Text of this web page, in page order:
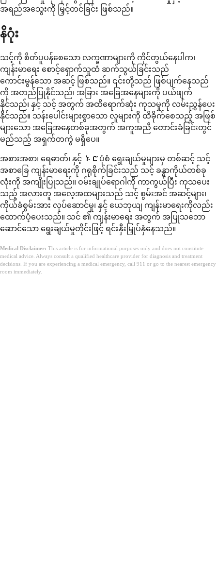
အရည်အသွေးကို မြှင့်တင်ခြင်း ဖြစ်သည်။
နိဂုံး
သင့်ကို စိတ်ပူပန်စေသော လက္ခဏာများကို ကိုင်တွယ်နေပါက၊
ကျန်းမာရေး စောင့်ရှောက်သူထံ ဆက်သွယ်ခြင်းသည်
ကောင်းမွန်သော အဆင့် ဖြစ်သည်။ ၎င်းတို့သည် ဖြစ်ပျက်နေသည်
ကို အတည်ပြုနိုင်သည်၊ အခြား အခြေအနေများကို ပယ်ဖျက်
နိုင်သည်၊ နှင့် သင့် အတွက် အထိရောက်ဆုံး ကုသမှုကို လမ်းညွှန်ပေး
နိုင်သည်။ သန်းပေါင်းများစွာသော လူများကို ထိခိုက်စေသည့် အဖြစ်
များသော အခြေအနေတစ်ခုအတွက် အကူအညီ တောင်းခံခြင်းတွင်
မည်သည့် အရှက်တကွဲ မရှိပေ။
အစားအစာ၊ ရေဓာတ်၊ နှင့် ኑሮပုံစံ ရွေးချယ်မှုများမှ တစ်ဆင့် သင့်
အစာခြေ ကျန်းမာရေးကို ဂရုစိုက်ခြင်းသည် သင့် ခန္ဓာကိုယ်တစ်ခု
လုံးကို အကျိုးပြုသည်။ ဝမ်းချုပ်ရောဂါကို ကာကွယ်ပြီး ကုသပေး
သည့် အလားတူ အလေ့အထများသည် သင့် စွမ်းအင် အဆင့်များ၊
ကိုယ်ခံစွမ်းအား လုပ်ဆောင်မှု၊ နှင့် ယေဘုယျ ကျန်းမာရေးကိုလည်း
ထောက်ပံ့ပေးသည်။ သင် ၏ ကျန်းမာရေး အတွက် အပြုသဘော
ဆောင်သော ရွေးချယ်မှုတိုင်းဖြင့် ရင်းနှီးမြှုပ်နှံနေသည်။
Medical Disclaimer: This article is for informational purposes only and does not constitute
medical advice. Always consult a qualified healthcare provider for diagnosis and treatment
decisions. If you are experiencing a medical emergency, call 911 or go to the nearest emergency
room immediately.